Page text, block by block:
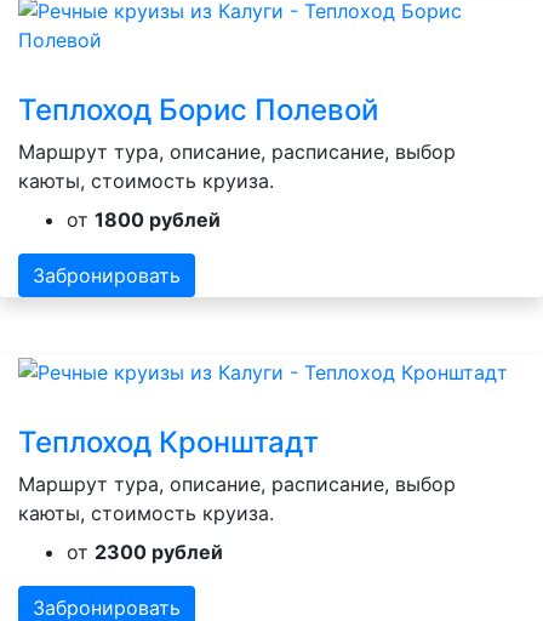
Теплоход Борис Полевой
Маршрут тура, описание, расписание, выбор
каюты, стоимость круиза.
от 1800 рублей
Забронировать
Теплоход Кронштадт
Маршрут тура, описание, расписание, выбор
каюты, стоимость круиза.
от 2300 рублей
Забронировать